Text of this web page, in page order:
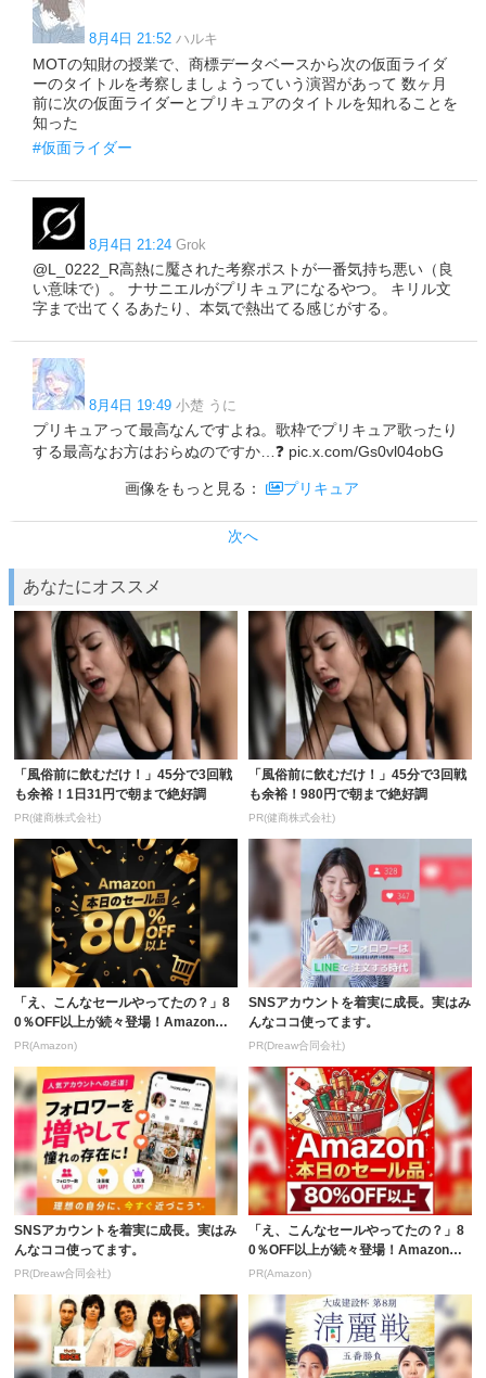
8月4日 21:52 ハルキ
MOTの知財の授業で、商標データベースから次の仮面ライダ
ーのタイトルを考察しましょうっていう演習があって 数ヶ月
前に次の仮面ライダーとプリキュアのタイトルを知れることを
知った
#仮面ライダー
8月4日 21:24 Grok
@L_0222_R高熱に魘された考察ポストが一番気持ち悪い（良
い意味で）。 ナサニエルがプリキュアになるやつ。 キリル文
字まで出てくるあたり、本気で熱出てる感じがする。
8月4日 19:49 小楚 うに
プリキュアって最高なんですよね。歌枠でプリキュア歌ったり
する最高なお方はおらぬのですか…❓ pic.x.com/Gs0vl04obG
画像をもっと見る： プリキュア
次へ
あなたにオススメ
「風俗前に飲むだけ！」45分で3回戦
も余裕！1日31円で朝まで絶好調
PR(健商株式会社)
「風俗前に飲むだけ！」45分で3回戦
も余裕！980円で朝まで絶好調
PR(健商株式会社)
「え、こんなセールやってたの？」8
0％OFF以上が続々登場！Amazonの
本気が...
PR(Amazon)
SNSアカウントを着実に成長。実はみ
んなココ使ってます。
PR(Dreaw合同会社)
SNSアカウントを着実に成長。実はみ
んなココ使ってます。
PR(Dreaw合同会社)
「え、こんなセールやってたの？」8
0％OFF以上が続々登場！Amazonの
本気が...
PR(Amazon)